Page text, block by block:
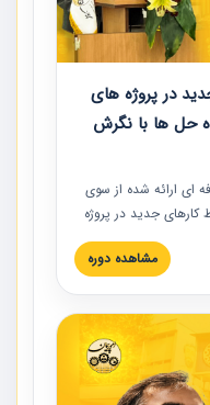
در پروژه های
حل ها با نگرش
ای ارائه شده از سوی
کارهای جدید در پروژه
ها با نگرش قراردادی
کشور ارائه شد.
شده است.
مشاهده دوره